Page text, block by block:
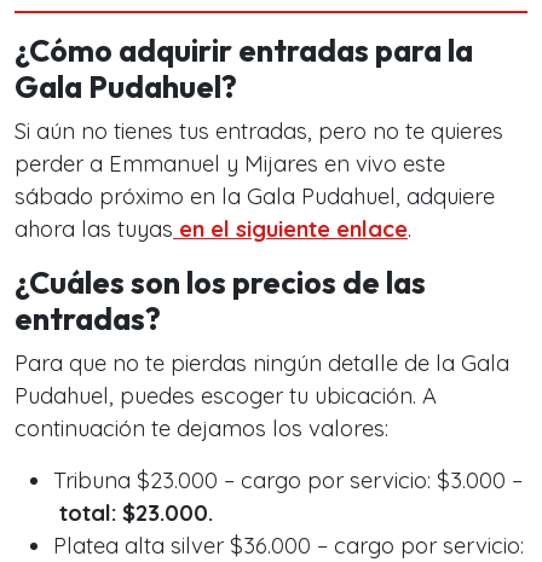
¿Cómo adquirir entradas para la
Gala Pudahuel?
Si aún no tienes tus entradas, pero no te quieres
perder a Emmanuel y Mijares en vivo este
sábado próximo en la Gala Pudahuel, adquiere
ahora las tuyas en el siguiente enlace.
¿Cuáles son los precios de las
entradas?
Para que no te pierdas ningún detalle de la Gala
Pudahuel, puedes escoger tu ubicación. A
continuación te dejamos los valores:
Tribuna $23.000 – cargo por servicio: $3.000 –
total: $23.000.
Platea alta silver $36.000 – cargo por servicio: